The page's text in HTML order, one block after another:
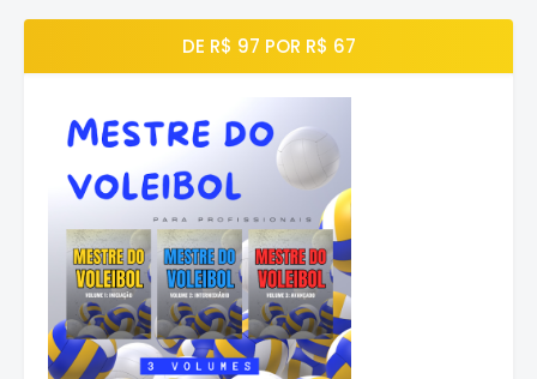
DE R$ 97 POR R$ 67